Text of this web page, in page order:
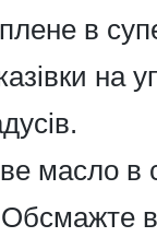
в
на
масло в
Обсмажте